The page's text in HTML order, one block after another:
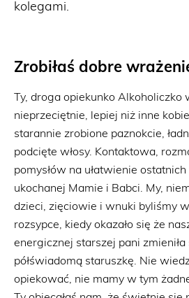
kolegami.
Zrobiłaś dobre
Ty, droga opiekunko Alkoholiczko
nieprzeciętnie, lepiej niż inne
starannie zrobione paznokcie,
podcięte włosy. Kontaktowa,
pomysłów na ułatwienie
ukochanej Mamie i Babci. My,
dzieci, zięciowie i wnuki byliśmy
rozsypce, kiedy okazało się że
energicznej starszej pani zmieniła
półświadomą staruszkę. Nie
opiekować, nie mamy w tym